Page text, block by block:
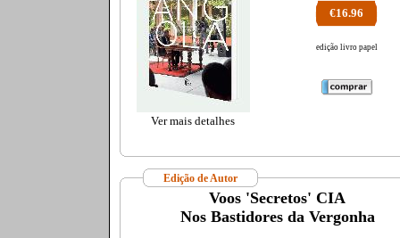
€16.96
edição livro papel
Ver mais detalhes
Edição de Autor
Voos 'Secretos' CIA
Nos Bastidores da Vergonha